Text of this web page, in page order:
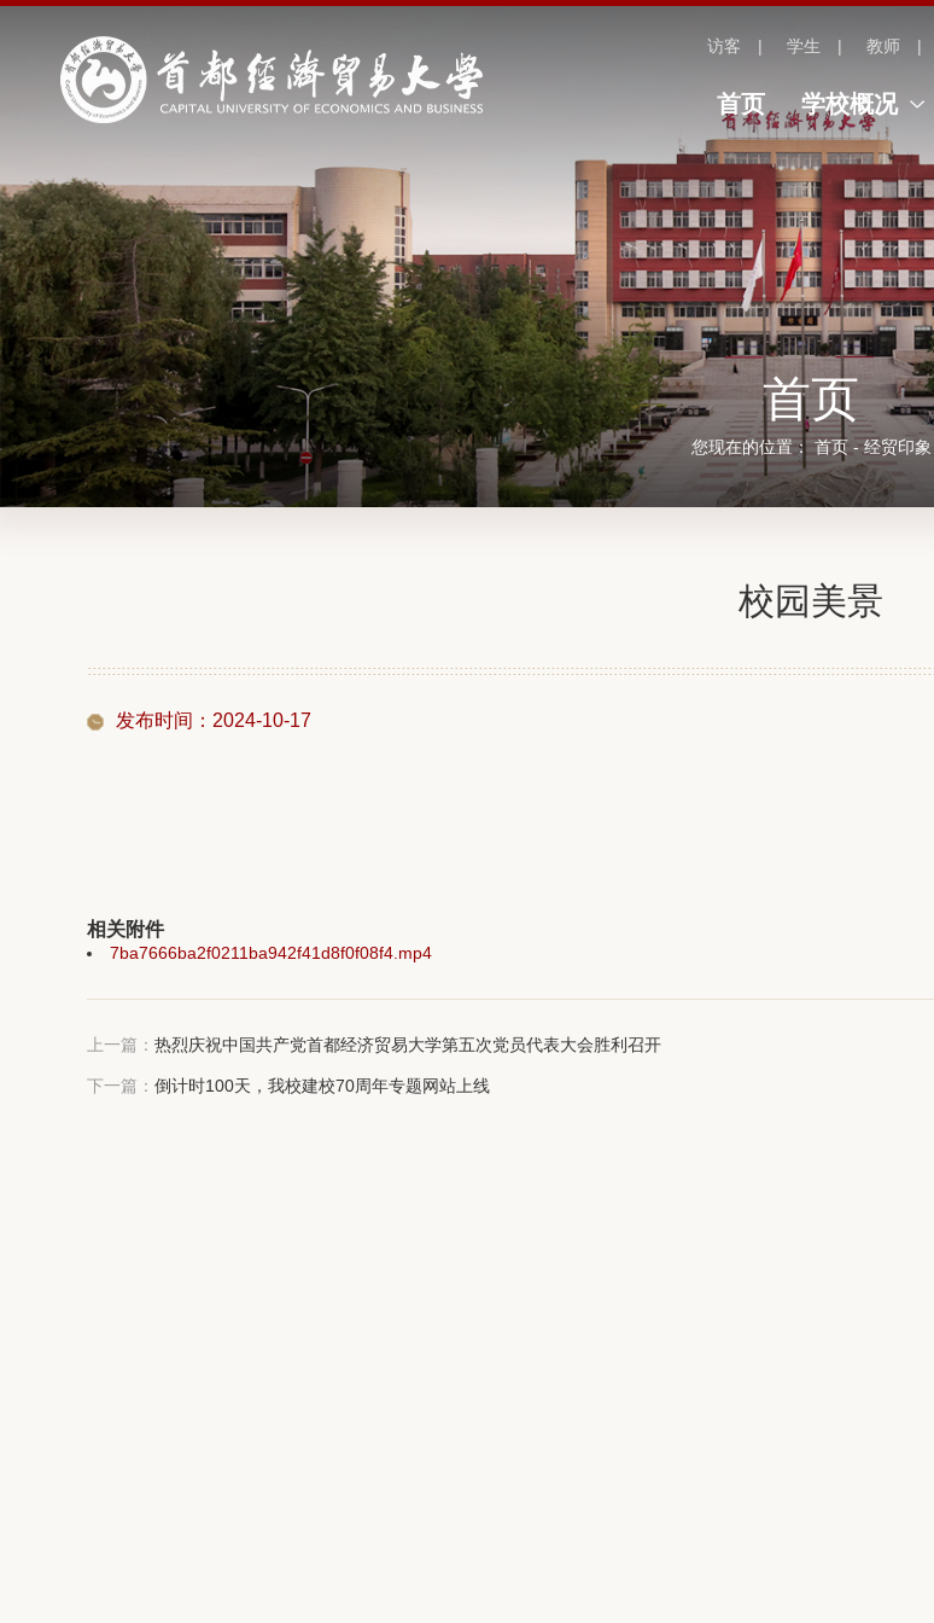
访客 学生 教师
首页 学校概况
首页
您现在的位置：首页-经贸印象
校园美景
发布时间：2024-10-17
相关附件
7ba7666ba2f0211ba942f41d8f0f08f4.mp4
上一篇： 热烈庆祝中国共产党首都经济贸易大学第五次党员代表大会胜利召开
下一篇： 倒计时100天，我校建校70周年专题网站上线